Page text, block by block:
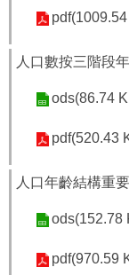
人口數按三階段
ods(86.74
pdf(520.43
人口年齡結構重
ods(152.78
pdf(970.59